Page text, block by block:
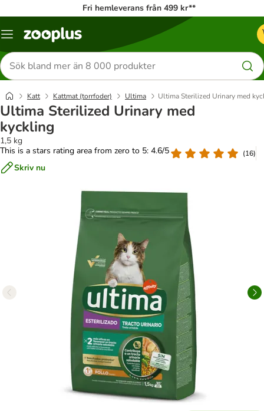
Fri hemleverans från 499 kr**
Katalogmeny
Sök
efter
produkter
Katt Kattmat (torrfoder) Ultima Ultima Sterilized Urinary med
Ultima Sterilized Urinary med
kyckling
1,5 kg
This is a stars rating area from zero to 5: 4.6/5
(16)
Skriv nu